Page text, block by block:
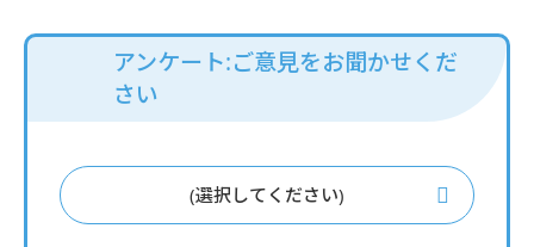
アンケート:ご意見をお聞かせくだ
さい
(選択してください)